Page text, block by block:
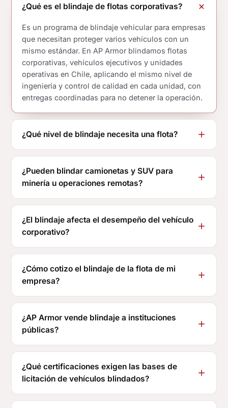
¿Qué es el blindaje de flotas corporativas?
Es un programa de blindaje vehicular para empresas
que necesitan proteger varios vehículos con un
mismo estándar. En AP Armor blindamos flotas
corporativas, vehículos ejecutivos y unidades
operativas en Chile, aplicando el mismo nivel de
ingeniería y control de calidad en cada unidad, con
entregas coordinadas para no detener la operación.
¿Qué nivel de blindaje necesita una flota?
¿Pueden blindar camionetas y SUV para
minería u operaciones remotas?
¿El blindaje afecta el desempeño del vehículo
corporativo?
¿Cómo cotizo el blindaje de la flota de mi
empresa?
¿AP Armor vende blindaje a instituciones
públicas?
¿Qué certificaciones exigen las bases de
licitación de vehículos blindados?